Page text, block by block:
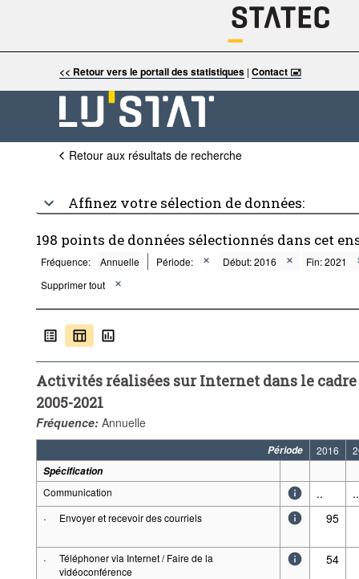
<< Retour vers le portail des statistiques| Contact 🖃
Retour aux résultats de recherche
Affinez votre sélection de données:
198 points de données sélectionnés dans cet
Fréquence: Annuelle Période: Début: 2016
Fin: 2021
Supprimer tout
Activités réalisées sur Internet dans le cadre
2005-2021
Fréquence: Annuelle
Période 2016
Spécification
Communication
..
..
·
Envoyer et recevoir des courriels 95
·
Téléphoner via Internet / Faire de la
vidéoconférence
54